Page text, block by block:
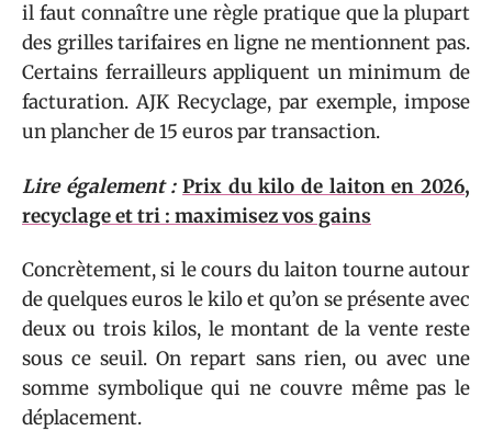
il faut connaître une règle pratique que la plupart
des grilles tarifaires en ligne ne mentionnent pas.
Certains ferrailleurs appliquent un minimum de
facturation. AJK Recyclage, par exemple, impose
un plancher de 15 euros par transaction.
Lire également : Prix du kilo de laiton en 2026,
recyclage et tri : maximisez vos gains
Concrètement, si le cours du laiton tourne autour
de quelques euros le kilo et qu’on se présente avec
deux ou trois kilos, le montant de la vente reste
sous ce seuil. On repart sans rien, ou avec une
somme symbolique qui ne couvre même pas le
déplacement.